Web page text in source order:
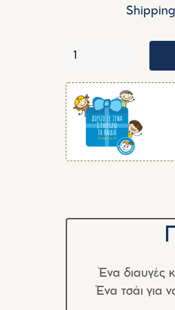
Ένα διαυγές
Ένα τσάι για